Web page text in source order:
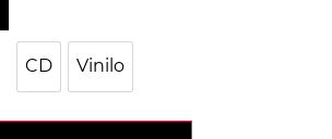
CD Vinilo